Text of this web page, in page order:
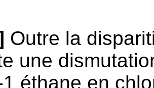
Outre la
une
éthane en